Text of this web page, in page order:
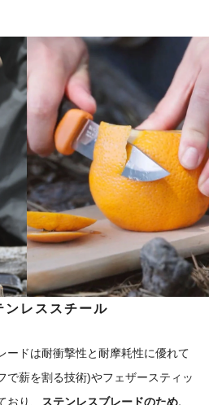
ンレススチール
ードは耐衝撃性と耐摩耗性に優れて
で薪を割る技術)やフェザースティッ
り、
ステンレスブレードのため、